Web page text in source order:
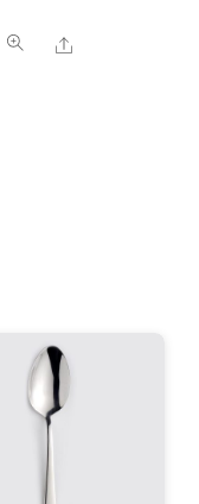
Share